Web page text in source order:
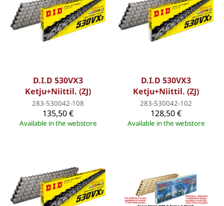
D.I.D 530VX3
Ketju+Niittil. (ZJ)
283-530042-108
135,50 €
Available in the webstore
D.I.D 530VX3
Ketju+Niittil. (ZJ)
283-530042-102
128,50 €
Available in the webstore